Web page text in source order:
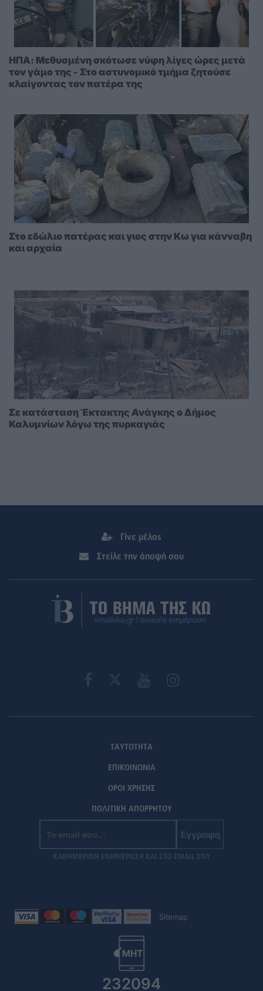
ΗΠΑ: Μεθυσμένη σκότωσε νύφη λίγες ώρες μετά
τον γάμο της - Στο αστυνομικό τμήμα ζητούσε
κλαίγοντας τον πατέρα της
Στο εδώλιο πατέρας και γιος στην Κω για κάνναβη
και αρχαία
Σε κατάσταση Έκτακτης Ανάγκης ο Δήμος
Καλυμνίων λόγω της πυρκαγιάς
Γίνε μέλος
Στείλε την άποψή σου
ΤΑΥΤΟΤΗΤΑ
ΕΠΙΚΟΙΝΩΝΙΑ
ΟΡΟΙ ΧΡΗΣΗΣ
ΠΟΛΙΤΙΚΗ ΑΠΟΡΡΗΤΟΥ
Εγγραφή
ΚΑΘΗΜΕΡΙΝΗ ΕΝΗΜΕΡΩΣΗ ΚΑΙ ΣΤΟ EMAIL ΣΟΥ
Sitemap
232094